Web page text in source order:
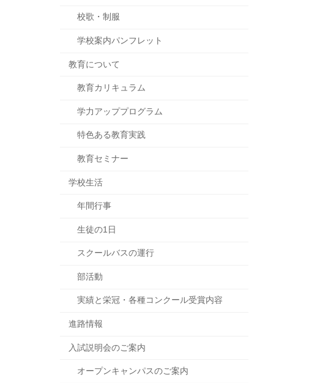
校歌・制服
学校案内パンフレット
教育について
教育カリキュラム
学力アッププログラム
特色ある教育実践
教育セミナー
学校生活
年間行事
生徒の1日
スクールバスの運行
部活動
実績と栄冠・各種コンクール受賞内容
進路情報
入試説明会のご案内
オープンキャンパスのご案内